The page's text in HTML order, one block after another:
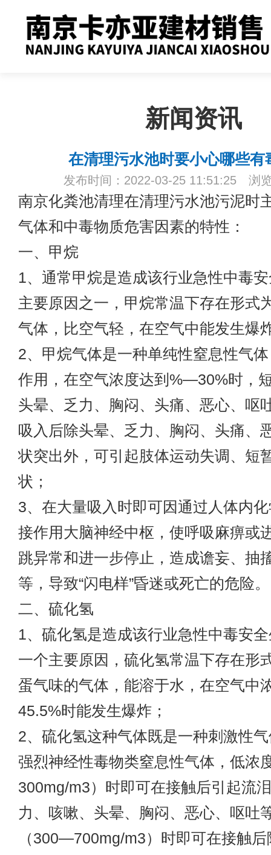
新闻资讯
在清理污水池时要小心哪些有
发布时间：2022-03-25 11:51:25 浏
南京化粪池清理在清理污水池污泥时
气体和中毒物质危害因素的特性：
一、甲烷
1、通常甲烷是造成该行业急性中毒
主要原因之一，甲烷常温下存在形式
气体，比空气轻，在空气中能发生爆
2、甲烷气体是一种单纯性窒息性气
作用，在空气浓度达到%—30%时，
头晕、乏力、胸闷、头痛、恶心、呕
吸入后除头晕、乏力、胸闷、头痛、
状突出外，可引起肢体运动失调、短
状；
3、在大量吸入时即可因通过人体内
接作用大脑神经中枢，使呼吸麻痹或
跳异常和进一步停止，造成谵妄、抽
等，导致“闪电样”昏迷或死亡的危险。
二、硫化氢
1、硫化氢是造成该行业急性中毒安
一个主要原因，硫化氢常温下存在形
蛋气味的气体，能溶于水，在空气中
45.5%时能发生爆炸；
2、硫化氢这种气体既是一种刺激性
强烈神经性毒物类窒息性气体，低浓
300mg/m3）时即可在接触后引起流
力、咳嗽、头晕、胸闷、恶心、呕吐
（300—700mg/m3）时即可在接触